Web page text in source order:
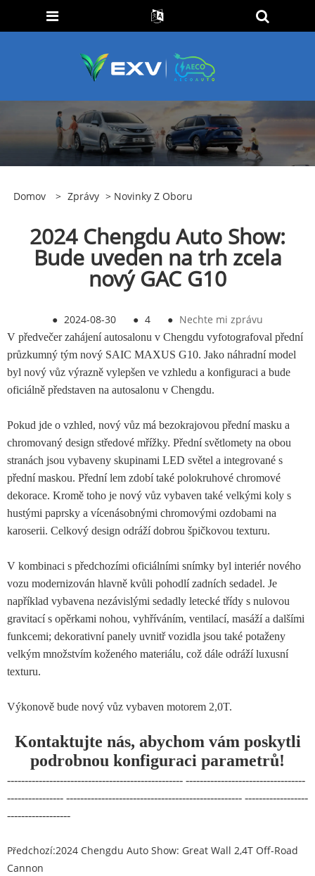
Domov > Zprávy > Novinky Z Oboru
2024 Chengdu Auto Show:
Bude uveden na trh zcela
nový GAC G10
● 2024-08-30 ● 4 ● Nechte mi zprávu
V předvečer zahájení autosalonu v Chengdu vyfotografoval přední
průzkumný tým nový SAIC MAXUS G10. Jako náhradní model
byl nový vůz výrazně vylepšen ve vzhledu a konfiguraci a bude
oficiálně představen na autosalonu v Chengdu.
Pokud jde o vzhled, nový vůz má bezokrajovou přední masku a
chromovaný design středové mřížky. Přední světlomety na obou
stranách jsou vybaveny skupinami LED světel a integrované s
přední maskou. Přední lem zdobí také polokruhové chromové
dekorace. Kromě toho je nový vůz vybaven také velkými koly s
hustými paprsky a vícenásobnými chromovými ozdobami na
karoserii. Celkový design odráží dobrou špičkovou texturu.
V kombinaci s předchozími oficiálními snímky byl interiér nového
vozu modernizován hlavně kvůli pohodlí zadních sedadel. Je
například vybavena nezávislými sedadly letecké třídy s nulovou
gravitací s opěrkami nohou, vyhříváním, ventilací, masáží a dalšími
funkcemi; dekorativní panely uvnitř vozidla jsou také potaženy
velkým množstvím koženého materiálu, což dále odráží luxusní
texturu.
Výkonově bude nový vůz vybaven motorem 2,0T.
Kontaktujte nás, abychom vám poskytli
podrobnou konfiguraci parametrů!
-------------------------------------------------- ----------------------------------
---------------- -------------------------------------------------- ------------------
------------------
Předchozí:2024 Chengdu Auto Show: Great Wall 2,4T Off-Road
Cannon